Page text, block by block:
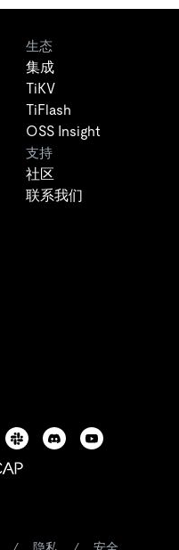
生态
集成
TiKV
TiFlash
OSS Insight
支持
社区
联系我们